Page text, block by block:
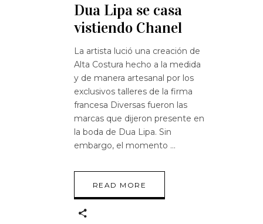
Dua Lipa se casa
vistiendo Chanel
La artista lució una creación de
Alta Costura hecho a la medida
y de manera artesanal por los
exclusivos talleres de la firma
francesa Diversas fueron las
marcas que dijeron presente en
la boda de Dua Lipa. Sin
embargo, el momento
READ MORE